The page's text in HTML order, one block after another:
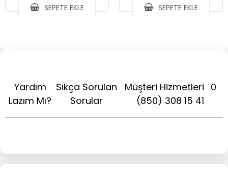
SEPETE EKLE SEPETE EKLE
Yardım
Lazım Mı?
Sıkça Sorulan
Sorular
Müşteri Hizmetleri 0
(850) 308 15 41